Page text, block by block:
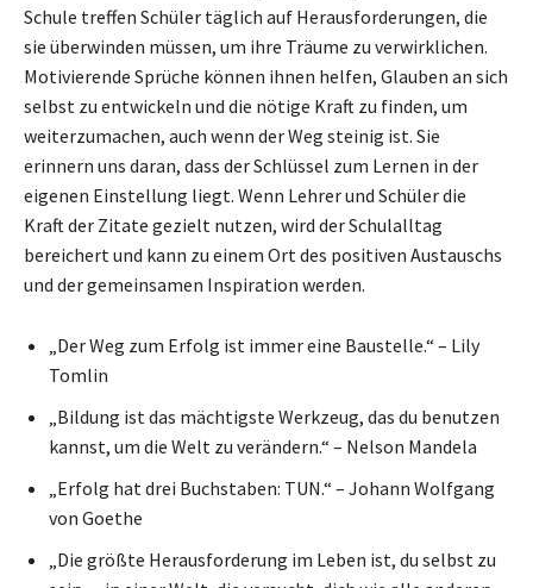
Schule treffen Schüler täglich auf Herausforderungen, die
sie überwinden müssen, um ihre Träume zu verwirklichen.
Motivierende Sprüche können ihnen helfen, Glauben an sich
selbst zu entwickeln und die nötige Kraft zu finden, um
weiterzumachen, auch wenn der Weg steinig ist. Sie
erinnern uns daran, dass der Schlüssel zum Lernen in der
eigenen Einstellung liegt. Wenn Lehrer und Schüler die
Kraft der Zitate gezielt nutzen, wird der Schulalltag
bereichert und kann zu einem Ort des positiven Austauschs
und der gemeinsamen Inspiration werden.
„Der Weg zum Erfolg ist immer eine Baustelle.“ – Lily
Tomlin
„Bildung ist das mächtigste Werkzeug, das du benutzen
kannst, um die Welt zu verändern.“ – Nelson Mandela
„Erfolg hat drei Buchstaben: TUN.“ – Johann Wolfgang
von Goethe
„Die größte Herausforderung im Leben ist, du selbst zu